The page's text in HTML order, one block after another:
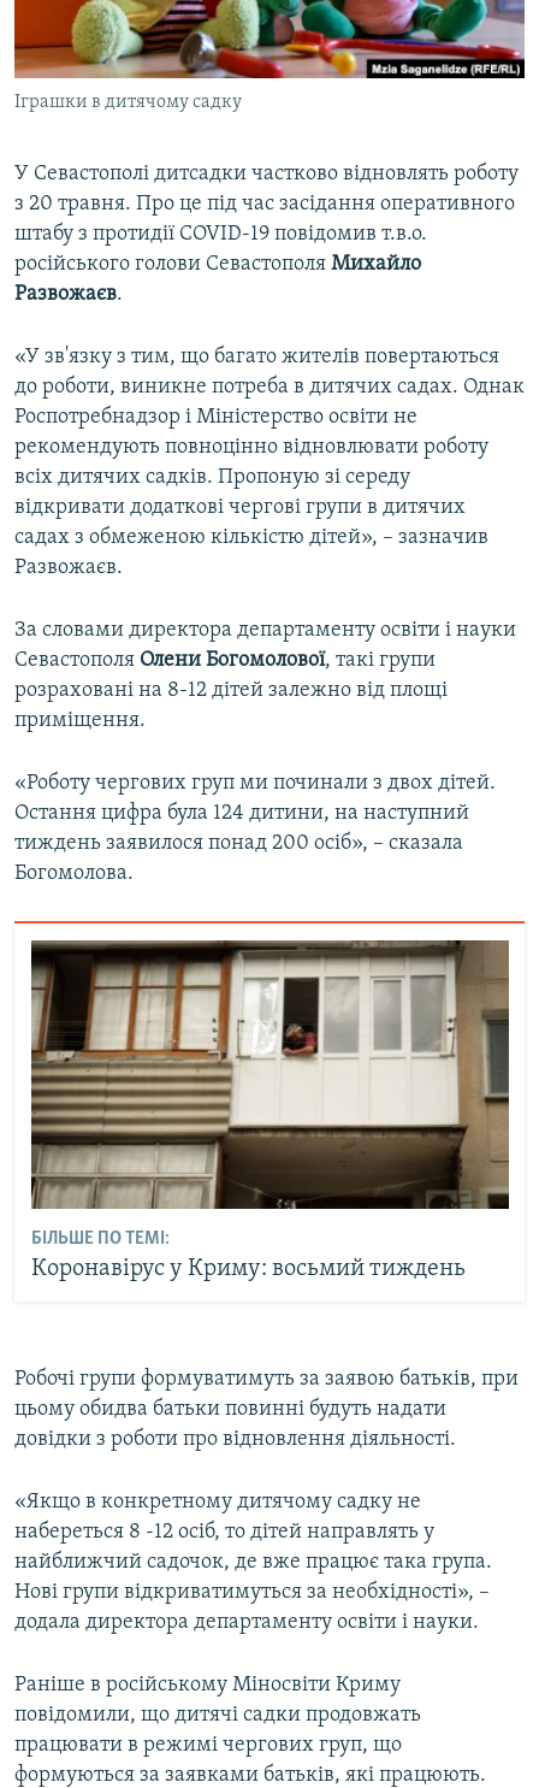
ВІДЕОУРОКИ «ELIFBE»
СВІДЧЕННЯ ОКУПАЦІЇ
УКРАЇНСЬКА ПРОБЛЕМА КРИМУ
Русский
Qırımtatar
Усі сайти RFE/RL
Іграшки в дитячому садку
У Севастополі дитсадки частково відновлять роботу
з 20 травня. Про це під час засідання оперативного
штабу з протидії COVID-19 повідомив т.в.о.
російського голови Севастополя Михайло
Развожаєв.
«У зв'язку з тим, що багато жителів повертаються
до роботи, виникне потреба в дитячих садах. Однак
Роспотребнадзор і Міністерство освіти не
рекомендують повноцінно відновлювати роботу
всіх дитячих садків. Пропоную зі середу
відкривати додаткові чергові групи в дитячих
садах з обмеженою кількістю дітей», – зазначив
Развожаєв.
За словами директора департаменту освіти і науки
Севастополя Олени Богомолової, такі групи
розраховані на 8-12 дітей залежно від площі
приміщення.
«Роботу чергових груп ми починали з двох дітей.
Остання цифра була 124 дитини, на наступний
тиждень заявилося понад 200 осіб», – сказала
Богомолова.
БІЛЬШЕ ПО ТЕМІ:
Коронавірус у Криму: восьмий тиждень
Робочі групи формуватимуть за заявою батьків, при
цьому обидва батьки повинні будуть надати
довідки з роботи про відновлення діяльності.
«Якщо в конкретному дитячому садку не
набереться 8 -12 осіб, то дітей направлять у
найближчий садочок, де вже працює така група.
Нові групи відкриватимуться за необхідності», –
додала директора департаменту освіти і науки.
Раніше в російському Міносвіти Криму
повідомили, що дитячі садки продовжать
працювати в режимі чергових груп, що
формуються за заявками батьків, які працюють.